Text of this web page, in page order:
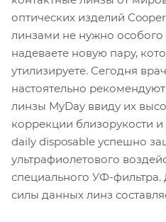
оптических изделий
линзами не нужно особого
надеваете новую пару,
утилизируете. Сегодня
настоятельно
линзы MyDay ввиду их
коррекции близорукости
daily disposable успешно
ультрафиолетового
специального УФ-
силы данных линз